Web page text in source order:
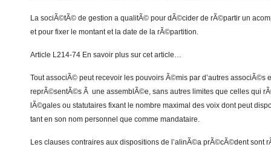
La sociÃ©tÃ© de gestion a qualitÃ© pour dÃ©cider de rÃ©partir un
et pour fixer le montant et la date de la rÃ©partition.
Article L214-74 En savoir plus sur cet article…
Tout associÃ© peut recevoir les pouvoirs Ã©mis par d’autres associÃ©s
reprÃ©sentÃ©s Ã une assemblÃ©e, sans autres limites que celles qui
lÃ©gales ou statutaires fixant le nombre maximal des voix dont peut
tant en son nom personnel que comme mandataire.
Les clauses contraires aux dispositions de l’alinÃ©a prÃ©cÃ©dent sont